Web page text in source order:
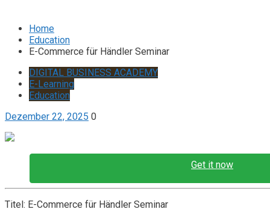
Home
Education
E-Commerce für Händler Seminar
DIGITAL BUSINESS ACADEMY
E-Learning
Education
Dezember 22, 2025 0
Get it now
Titel: E-Commerce für Händler Seminar